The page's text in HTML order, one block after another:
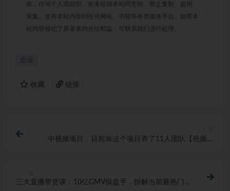
布。任何个人或组织，在未征得本站同意时，禁止复制、盗用、
采集、发布本站内容到任何网站、书籍等各类媒体平台。如若本
站内容侵犯了原著者的合法权益，可联系我们进行处理。
企业
收藏 链接
中视频项目，目前靠这个项目养了11人团队【视频课
三大直播带货课：10亿GMV操盘手，拆解当前最热门